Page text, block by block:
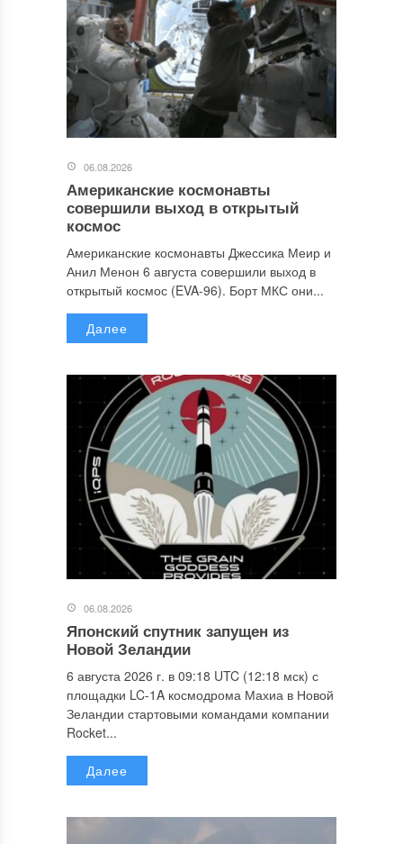
06.08.2026
Американские космонавты
совершили выход в открытый
космос
Американские космонавты Джессика Меир и
Анил Менон 6 августа совершили выход в
открытый космос (EVA-96). Борт МКС они...
Далее
06.08.2026
Японский спутник запущен из
Новой Зеландии
6 августа 2026 г. в 09:18 UTC (12:18 мск) с
площадки LC-1A космодрома Махиа в Новой
Зеландии стартовыми командами компании
Rocket...
Далее